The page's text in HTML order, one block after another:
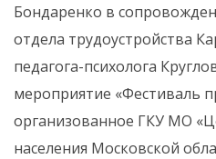
Бондаренко в
отдела трудоустройства
педагога-психолога
мероприятие «Фестиваль
организованное ГКУ МО
населения Московской